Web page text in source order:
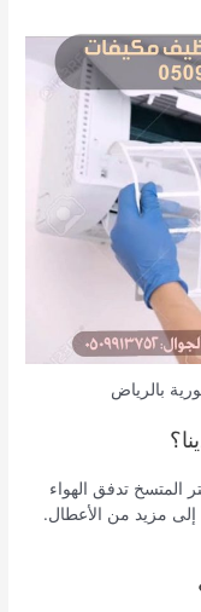
بالرياض
المتسخ تدفق الهواء
إلى مزيد من الأعطال.